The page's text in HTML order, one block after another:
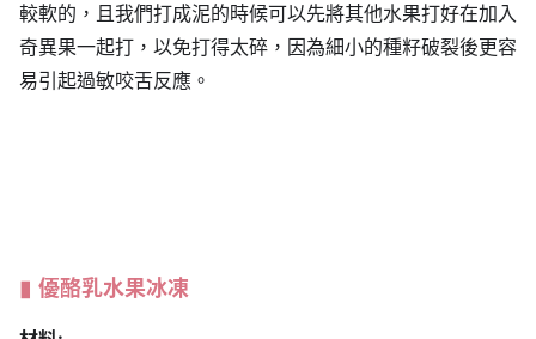
較軟的，且我們打成泥的時候可以先將其他水果打好在加入
奇異果一起打，以免打得太碎，因為細小的種籽破裂後更容
易引起過敏咬舌反應。
優酪乳水果冰凍